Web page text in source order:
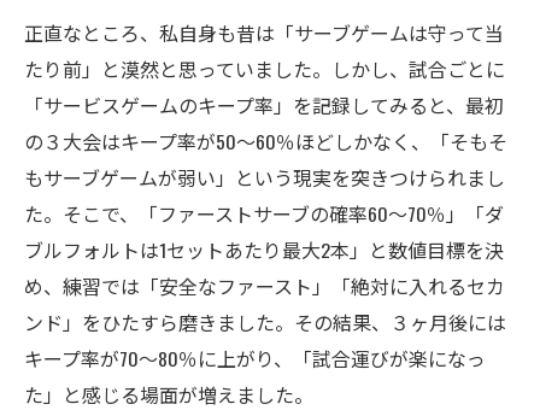
正直なところ、私自身も昔は「サーブゲームは守って当
たり前」と漠然と思っていました。しかし、試合ごとに
「サービスゲームのキープ率」を記録してみると、最初
の３大会はキープ率が50〜60％ほどしかなく、「そもそ
もサーブゲームが弱い」という現実を突きつけられまし
た。そこで、「ファーストサーブの確率60〜70％」「ダ
ブルフォルトは1セットあたり最大2本」と数値目標を決
め、練習では「安全なファースト」「絶対に入れるセカ
ンド」をひたすら磨きました。その結果、３ヶ月後には
キープ率が70〜80％に上がり、「試合運びが楽になっ
た」と感じる場面が増えました。